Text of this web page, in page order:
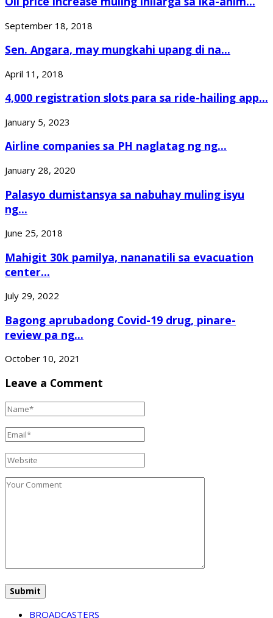
September 18, 2018
Sen. Angara, may mungkahi upang di na...
April 11, 2018
4,000 registration slots para sa ride-hailing app...
January 5, 2023
Airline companies sa PH naglatag ng ng...
January 28, 2020
Palasyo dumistansya sa nabuhay muling isyu
ng...
June 25, 2018
Mahigit 30k pamilya, nananatili sa evacuation
center...
July 29, 2022
Bagong aprubadong Covid-19 drug, pinare-
review pa ng...
October 10, 2021
Leave a Comment
BROADCASTERS